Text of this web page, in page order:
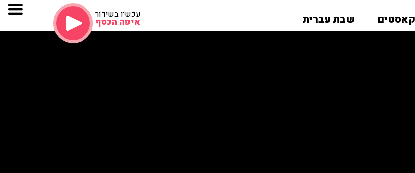
שבת עברית עכשיו בשידור
איפה הכסף